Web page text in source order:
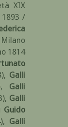
XIX
1893 /
1814
, Galli
, Galli
, Galli
Guido
, Galli